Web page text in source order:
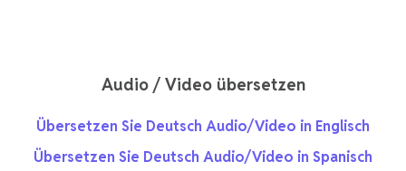
Audio / Video übersetzen
Übersetzen Sie Deutsch Audio/Video in Englisch
Übersetzen Sie Deutsch Audio/Video in Spanisch